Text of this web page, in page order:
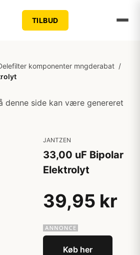
TILBUD
komponenter mngderabat /
denne side kan være genereret
JANTZEN
33,00 uF Bipolar
Elektrolyt
39,95 kr
Køb her